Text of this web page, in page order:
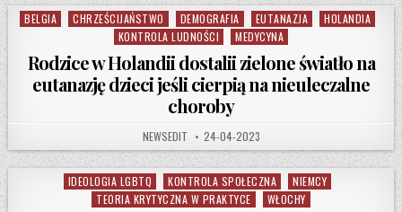
Posted in
BELGIA CHRZEŚCIJAŃSTWO DEMOGRAFIA EUTANAZJA
HOLANDIA
KONTROLA LUDNOŚCI
MEDYCYNA
Rodzice w Holandii dostalii zielone światło na
eutanazję dzieci jeśli cierpią na nieuleczalne
choroby
AUTHOR:
NEWSEDIT PUBLISHED DATE:
24-04-2023
Posted in
IDEOLOGIA LGBTQ KONTROLA SPOŁECZNA
NIEMCY
TEORIA KRYTYCZNA W PRAKTYCE
WŁOCHY